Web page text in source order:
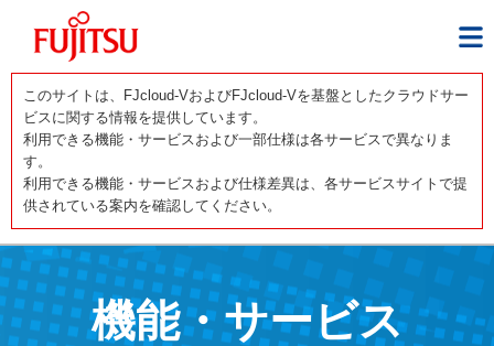
このサイトは、FJcloud-VおよびFJcloud-Vを基盤としたクラウドサー
ビスに関する情報を提供しています。
利用できる機能・サービスおよび一部仕様は各サービスで異なりま
す。
利用できる機能・サービスおよび仕様差異は、各サービスサイトで提
供されている案内を確認してください。
機能・サービス